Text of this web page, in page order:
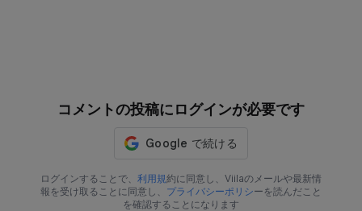
コメントの投稿にログインが必要です
ログインすることで、 利用規約に同意し、Viilaのメールや最新情
報を受け取ることに同意し、 プライバシーポリシーを読んだこと
を確認することになります